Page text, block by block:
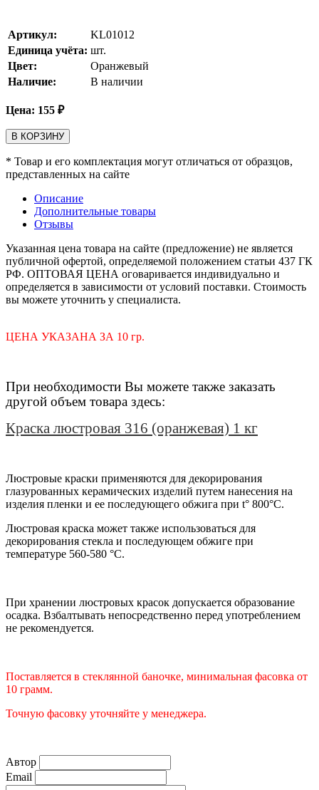
Артикул:
KL01012
Единица учёта: шт.
Цвет:
Оранжевый
Наличие:
В наличии
Цена: 155 ₽
В КОРЗИНУ
* Товар и его комплектация могут отличаться от образцов,
представленных на сайте
Описание
Дополнительные товары
Отзывы
Указанная цена товара на сайте (предложение) не является
публичной офертой, определяемой положением статьи 437 ГК
РФ. ОПТОВАЯ ЦЕНА оговаривается индивидуально и
определяется в зависимости от условий поставки. Стоимость
вы можете уточнить у специалиста.
ЦЕНА УКАЗАНА ЗА 10 гр.
При необходимости Вы можете также заказать
другой объем товара здесь:
Краска люстровая 316 (оранжевая) 1 кг
Люстровые краски применяются для декорирования
глазурованных керамических изделий путем нанесения на
изделия пленки и ее последующего обжига при t° 800°C.
Люстровая краска может также использоваться для
декорирования стекла и последующем обжиге при
температуре 560-580 °C.
При хранении люстровых красок допускается образование
осадка. Взбалтывать непосредственно перед употреблением
не рекомендуется.
Поставляется в стеклянной баночке, минимальная фасовка от
10 грамм.
Точную фасовку уточняйте у менеджера.
Автор
Email